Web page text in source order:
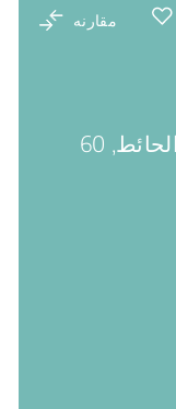
مقارنه
شفاط مدمج (معلق على الحائط, 60